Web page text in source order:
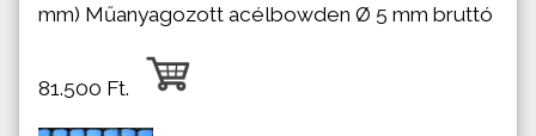
mm) Műanyagozott acélbowden Ø 5 mm bruttó
81.500 Ft.